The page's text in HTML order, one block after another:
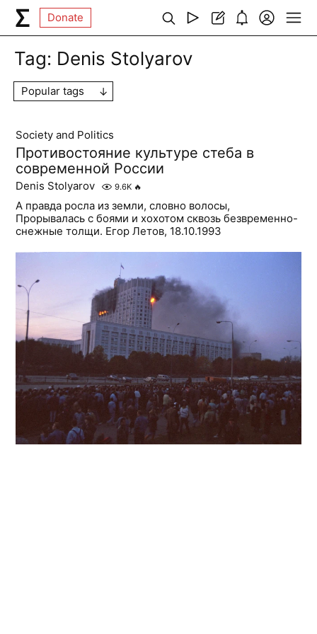
Donate
Tag: Denis Stolyarov
Popular tags
Society and Politics
Противостояние культуре стеба в
современной России
Denis Stolyarov 9.6K 🔥
А правда росла из земли, словно волосы,
Прорывалась с боями и хохотом сквозь безвременно-
снежные толщи. Егор Летов, 18.10.1993